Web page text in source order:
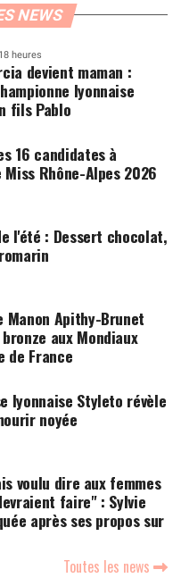
NEWS
heures
devient maman :
lyonnaise
fils Pablo
16 candidates à
Miss Rhône-Alpes 2026
l'été : Dessert chocolat,
Manon Apithy-Brunet
aux Mondiaux
de France
lyonnaise Styleto révèle
noyée
voulu dire aux femmes
faire" : Sylvie
après ses propos sur
Toutes les news